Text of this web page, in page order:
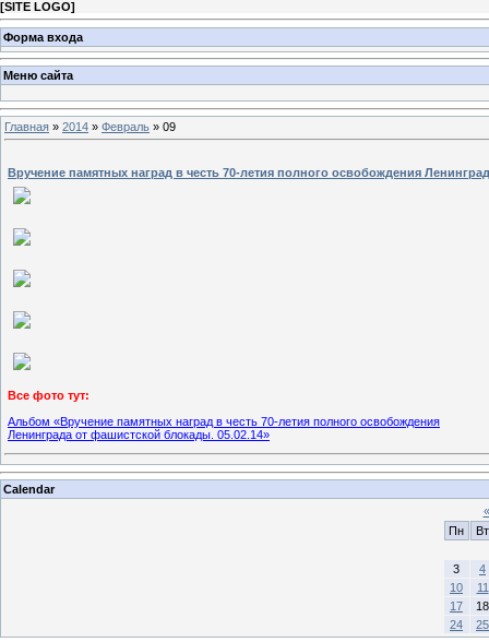
[SITE LOGO]
Форма входа
Меню сайта
Главная » 2014 » Февраль » 09
Вручение памятных наград в честь 70-летия полного освобождения
Все фото тут:
Альбом «Вручение памятных наград в честь 70-летия полного освобождения
Ленинграда от фашистской блокады. 05.02.14»
Calendar
«
Пн
Вт
3
4
10
11
17
18
24
25